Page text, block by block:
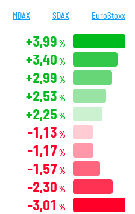
MDAX SDAX EuroStoxx
+3,99 %
+3,40 %
+2,99 %
+2,53 %
+2,25 %
-1,13 %
-1,17 %
-1,57 %
-2,30 %
-3,01 %